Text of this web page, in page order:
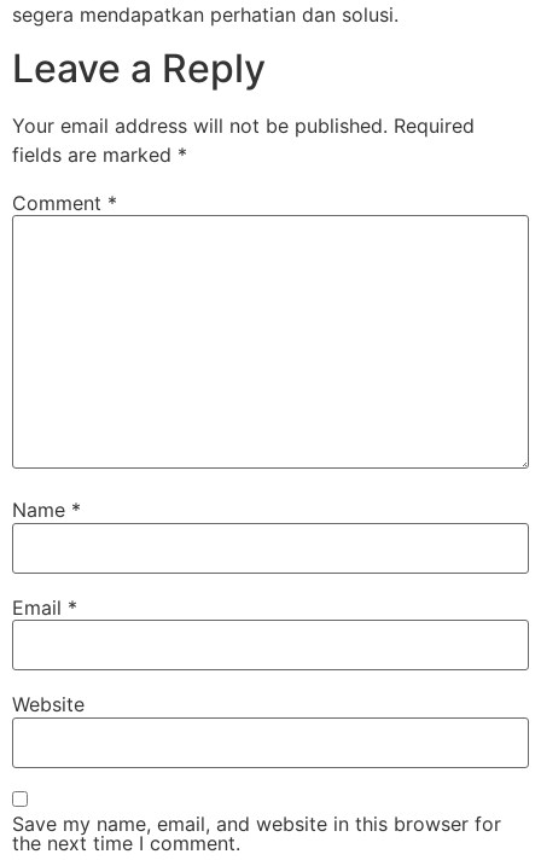
segera mendapatkan perhatian dan solusi.
Leave a Reply
Your email address will not be published. Required
fields are marked *
Comment *
Name *
Email *
Website
Save my name, email, and website in this browser for
the next time I comment.